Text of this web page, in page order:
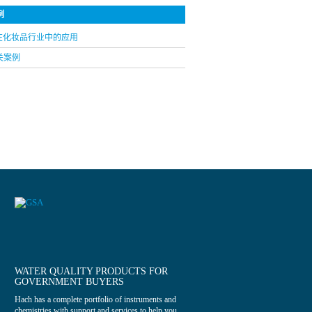
化妆品行业中的应用
案例
WATER QUALITY PRODUCTS FOR
GOVERNMENT BUYERS
Hach has a complete portfolio of instruments and